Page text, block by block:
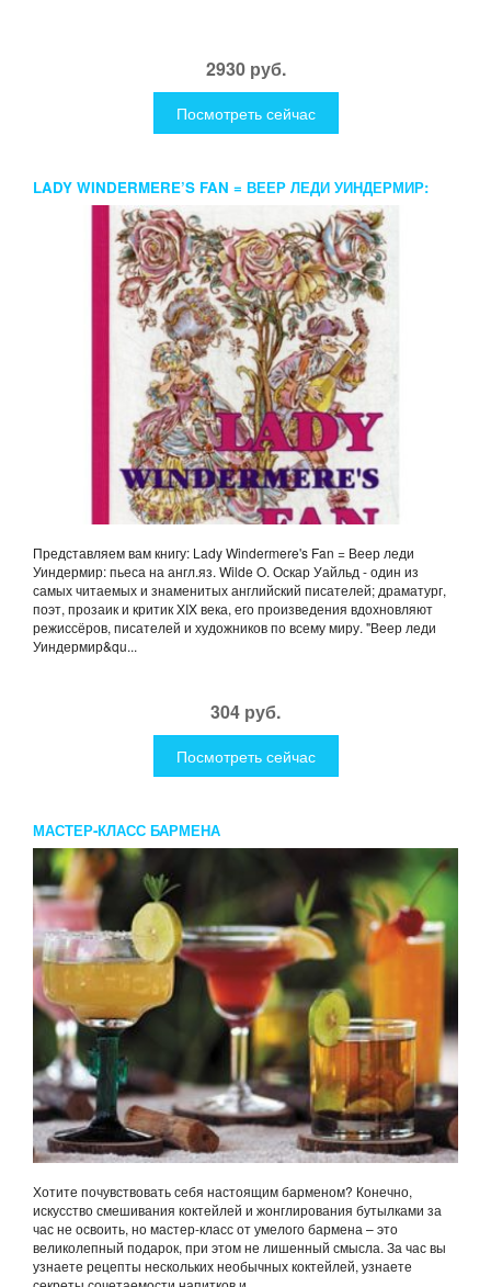
2930 руб.
Посмотреть сейчас
LADY WINDERMERE’S FAN = ВЕЕР ЛЕДИ УИНДЕРМИР:
ПЬЕСА НА АНГЛ.ЯЗ. WILDE O.
Представляем вам книгу: Lady Windermere's Fan = Веер леди
Уиндермир: пьеса на англ.яз. Wilde O. Оскар Уайльд - один из
самых читаемых и знаменитых английский писателей; драматург,
поэт, прозаик и критик XIX века, его произведения вдохновляют
режиссёров, писателей и художников по всему миру. "Веер леди
Уиндермир&qu...
304 руб.
Посмотреть сейчас
МАСТЕР-КЛАСС БАРМЕНА
Хотите почувствовать себя настоящим барменом? Конечно,
искусство смешивания коктейлей и жонглирования бутылками за
час не освоить, но мастер-класс от умелого бармена – это
великолепный подарок, при этом не лишенный смысла. За час вы
узнаете рецепты нескольких необычных коктейлей, узнаете